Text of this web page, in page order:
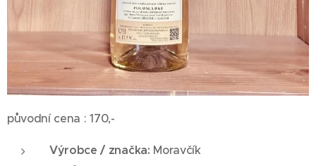
původní cena : 170,-
Výrobce / značka: Moravčík